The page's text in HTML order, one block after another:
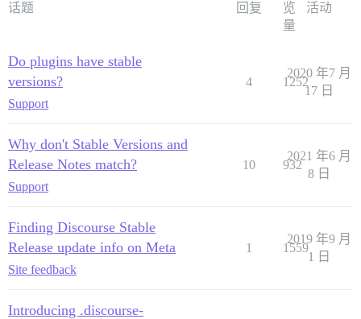
话题 回复
览
量
活动
Do plugins have stable
versions?
Support
4 1252
2020 年7 月
17 日
Why don't Stable Versions and
Release Notes match?
Support
10 932
2021 年6 月
8 日
Finding Discourse Stable
Release update info on Meta
Site feedback
1 1559
2019 年9 月
1 日
Introducing .discourse-